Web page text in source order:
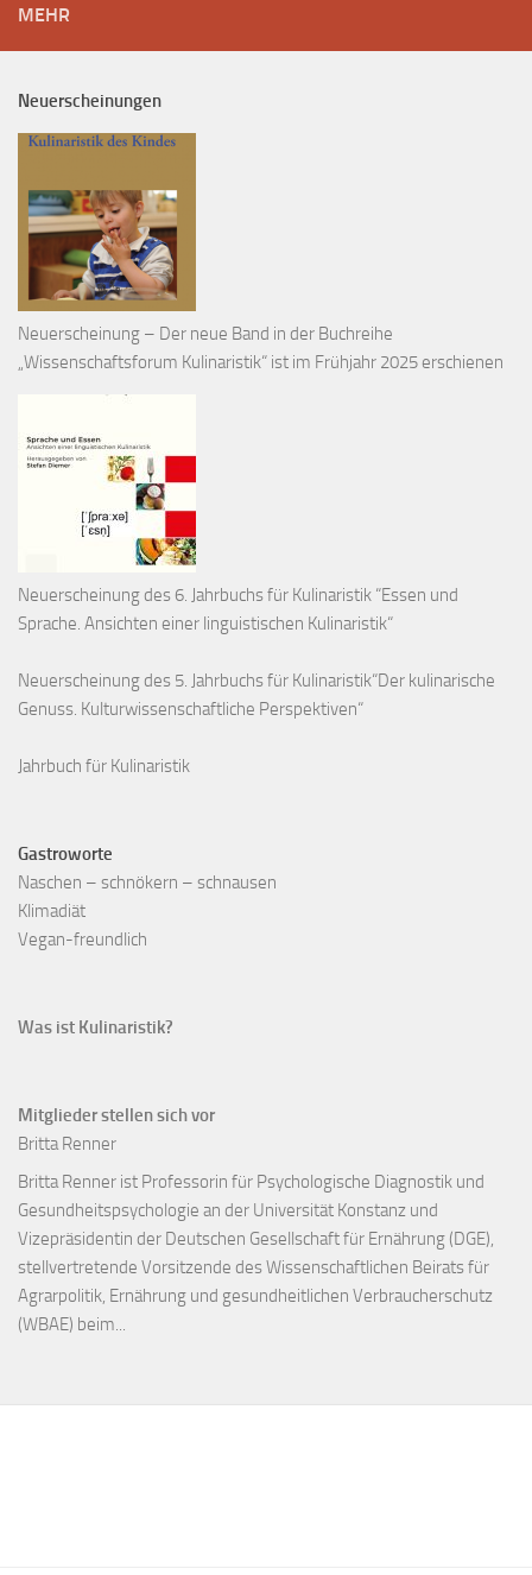
MEHR
Neuerscheinungen
Neuerscheinung – Der neue Band in der Buchreihe
„Wissenschaftsforum Kulinaristik“ ist im Frühjahr 2025 erschienen
Neuerscheinung des 6. Jahrbuchs für Kulinaristik “Essen und
Sprache. Ansichten einer linguistischen Kulinaristik“
Neuerscheinung des 5. Jahrbuchs für Kulinaristik“Der kulinarische
Genuss. Kulturwissenschaftliche Perspektiven“
Jahrbuch für Kulinaristik
Gastroworte
Naschen – schnökern – schnausen
Klimadiät
Vegan-freundlich
Was ist Kulinaristik?
Mitglieder stellen sich vor
Britta Renner
Britta Renner ist Professorin für Psychologische Diagnostik und
Gesundheitspsychologie an der Universität Konstanz und
Vizepräsidentin der Deutschen Gesellschaft für Ernährung (DGE),
stellvertretende Vorsitzende des Wissenschaftlichen Beirats für
Agrarpolitik, Ernährung und gesundheitlichen Verbraucherschutz
(WBAE) beim...